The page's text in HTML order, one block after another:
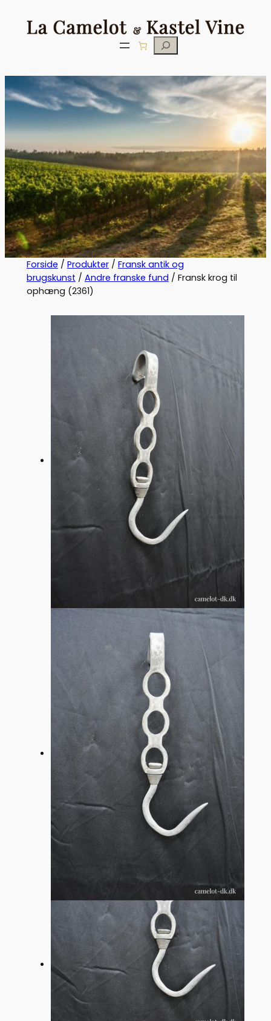
Søg
Forside / Produkter/ Fransk antik og
brugskunst / Andre franske fund / Fransk krog til
ophæng (2361)